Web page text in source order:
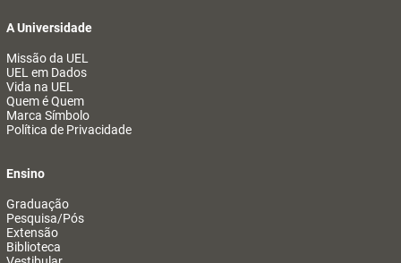
A Universidade
Missão da UEL
UEL em Dados
Vida na UEL
Quem é Quem
Marca Símbolo
Política de Privacidade
Ensino
Graduação
Pesquisa/Pós
Extensão
Biblioteca